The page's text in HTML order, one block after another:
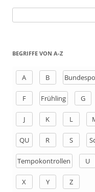
h
BEGRIFFE VON A-Z
A B
F Frühling G
J K L
QU R S
Tempokontrollen U
X Y Z